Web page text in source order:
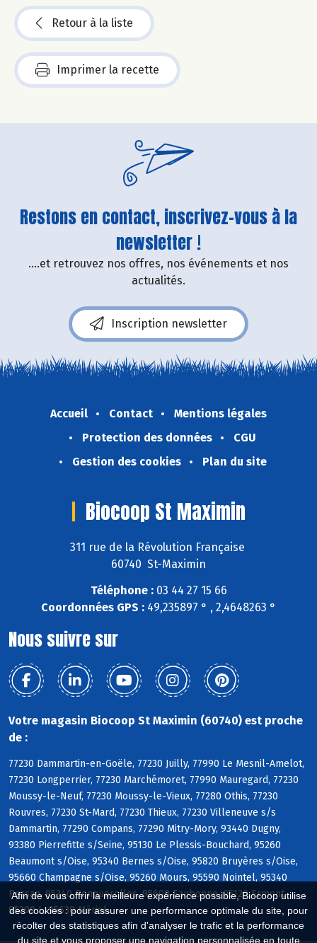
Afin de vous offrir la meilleure expérience possible, Biocoop utilise
des cookies : pour assurer une performance optimale du site, pour
récolter des statistiques afin d'analyser le trafic et la performance
du site et vous proposer une navigation personnalisée en toute
Retour à la liste
Imprimer la recette
Restons en contact, inscrivez-vous à la
newsletter !
....et retrouvez nos offres, nos événements et nos
actualités.
Inscription newsletter
Accueil Contact
Mentions légales
Protection des données
CGU
Gestion des cookies
Plan du site
Biocoop St Maximin
311 rue de la Révolution Française
60740 St-Maximin
Téléphone :03 44 27 15 66
Coordonnées GPS : 49,235897 ° , 2,4648263 °
Nous suivre sur
Votre magasin Biocoop St Maximin (60740) est proche
de :
77230 Dammartin-en-Goële, 77230 Juilly, 77990 Le Mesnil-Amelot,
77230 Longperrier, 77230 Marchémoret, 77990 Mauregard, 77230
Moussy-le-Neuf, 77230 Moussy-le-Vieux, 77280 Othis, 77230
Rouvres, 77230 St-Mard, 77230 Thieux, 77230 Villeneuve s/s
Dammartin, 77290 Compans, 77290 Mitry-Mory, 93440 Dugny,
93380 Pierrefitte s/Seine, 95130 Le Plessis-Bouchard, 95260
Beaumont s/Oise, 95340 Bernes s/Oise, 95820 Bruyères s/Oise,
95660 Champagne s/Oise, 95260 Mours, 95590 Nointel, 95340
Persan, 95340 Ronquerolles, 95600 Eaubonne, 95120 Ermont,
95290 L, 95630 Mériel